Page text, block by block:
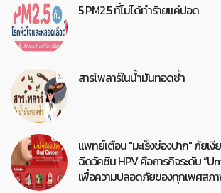
5 PM2.5 ที่ไม่ได้ทำร้ายแค่ปอด
สารโพลาร์ในน้ำมันทอดซ้ำ
แพทย์เตือน "มะเร็งช่องปาก" ภัยเ
ฉีดวัคซีน HPV คือภารกิจระดับ
เพื่อความปลอดภัยของทุกเพศสภ